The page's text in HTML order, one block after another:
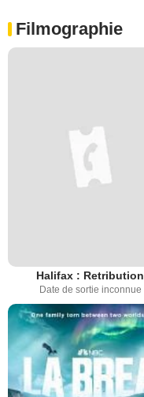
Filmographie
Halifax : Retribution
Date de sortie inconnue